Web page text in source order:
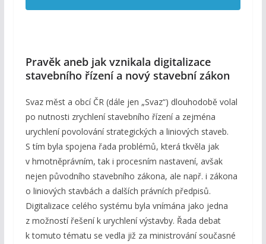
Pravěk aneb jak vznikala digitalizace
stavebního řízení a nový stavební zákon
Svaz měst a obcí ČR (dále jen „Svaz“) dlouhodobě volal
po nutnosti zrychlení stavebního řízení a zejména
urychlení povolování strategických a liniových staveb.
S tím byla spojena řada problémů, která tkvěla jak
v hmotněprávním, tak i procesním nastavení, avšak
nejen původního stavebního zákona, ale např. i zákona
o liniových stavbách a dalších právních předpisů.
Digitalizace celého systému byla vnímána jako jedna
z možností řešení k urychlení výstavby. Řada debat
k tomuto tématu se vedla již za ministrování současné